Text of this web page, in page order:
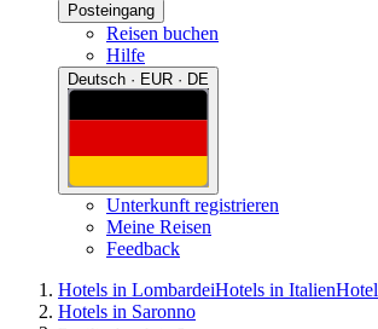
Posteingang
Reisen buchen
Hilfe
Deutsch · EUR · DE
Unterkunft registrieren
Meine Reisen
Feedback
Hotels in LombardeiHotels in Italien
Hotels in Saronno